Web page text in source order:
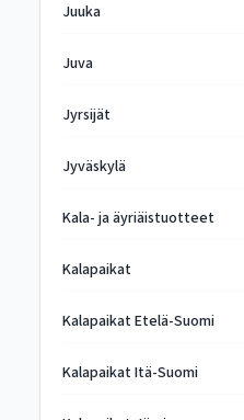
Juuka
Juva
Jyrsijät
Jyväskylä
Kala- ja äyriäistuotteet
Kalapaikat
Kalapaikat Etelä-Suomi
Kalapaikat Itä-Suomi